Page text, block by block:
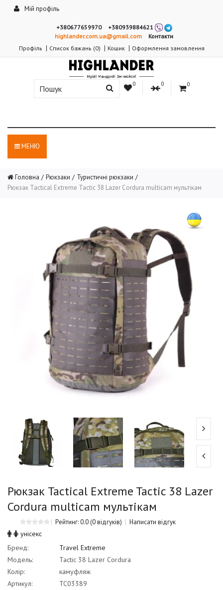
Мій профіль
+380677659970
+380939884621
highlander.com.ua@gmail.com
Контакти
Профіль
Список бажань (0) Кошик Оформлення замовлення
0 0 0
МЕНЮ
Головна Рюкзаки
Туристичні рюкзаки
Рюкзак Tactical Extreme Tactic 38 Lazer Cordura multicam мультікам
Рюкзак Tactical Extreme Tactic 38 Lazer
Cordura multicam мультікам
Рейтинг: 0.0(0 відгуків) Написати відгук
унісекс
Бренд:
Travel Extreme
Модель:
Tactic 38 Lazer Cordura
Колір:
камуфляж
Артикул:
TC03389